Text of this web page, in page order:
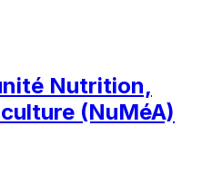
Nutrition,
(NuMéA)